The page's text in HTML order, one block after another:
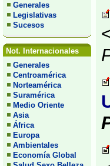
Generales
Legislativas
Sucesos
Not. Internacionales
Generales
Centroamérica
Norteamérica
Suramérica
Medio Oriente
Asia
África
Europa
Ambientales
Economía Global